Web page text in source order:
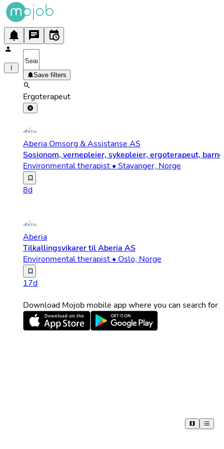
Save filters
Ergoterapeut
Aberia Omsorg & Assistanse AS
Sosionom, vernepleier, sykepleier, ergoterapeut,
Environmental therapist • Stavanger, Norge
Aberia Omsorg er en norskeid leverandør av
8d
Aberia
Tilkallingsvikarer til Aberia AS
Environmental therapist • Oslo, Norge
Har du et ønske om å skape trygghet, retning og
17d
Download Mojob mobile app where you can search for